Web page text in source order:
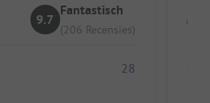
9.7
Fantastisch
(206 Recensies)
28